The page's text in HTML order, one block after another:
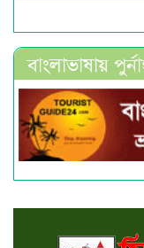
বাংলাভাষায়